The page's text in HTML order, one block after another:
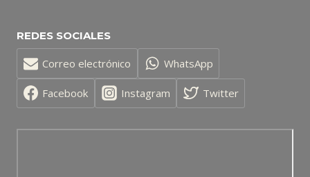
REDES SOCIALES
Correo electrónico WhatsApp
Facebook Instagram Twitter